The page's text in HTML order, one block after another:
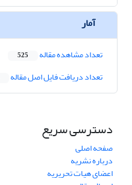
آمار
تعداد مشاهده مقاله 525
تعداد دریافت فایل اصل مقاله
دسترسی سریع
صفحه اصلی
درباره نشریه
اعضای هیات تحریریه